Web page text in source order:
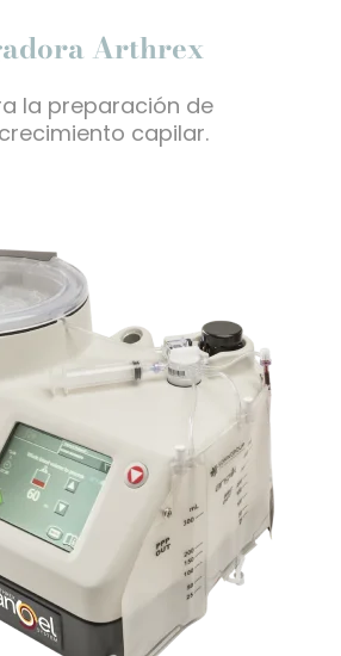
Arthrex
la preparación de
capilar.